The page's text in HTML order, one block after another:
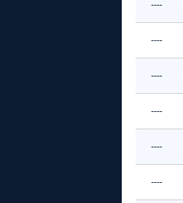
----
----
----
----
----
----